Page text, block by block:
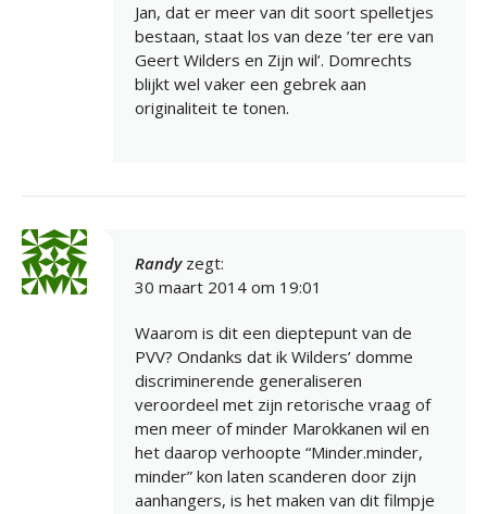
Jan, dat er meer van dit soort spelletjes
bestaan, staat los van deze ’ter ere van
Geert Wilders en Zijn wil’. Domrechts
blijkt wel vaker een gebrek aan
originaliteit te tonen.
Randy zegt:
30 maart 2014 om 19:01
Waarom is dit een dieptepunt van de
PVV? Ondanks dat ik Wilders’ domme
discriminerende generaliseren
veroordeel met zijn retorische vraag of
men meer of minder Marokkanen wil en
het daarop verhoopte “Minder.minder,
minder” kon laten scanderen door zijn
aanhangers, is het maken van dit filmpje